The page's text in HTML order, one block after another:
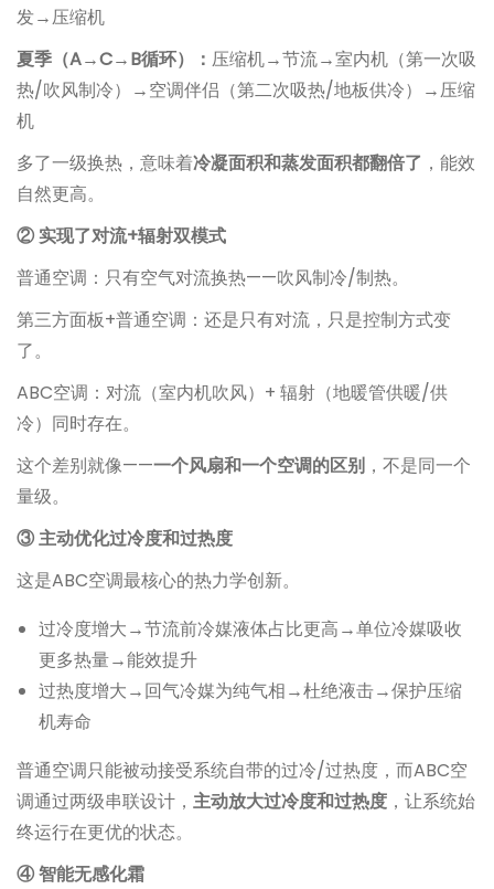
发→压缩机
夏季（A→C→B循环）： 压缩机→节流→室内机（第一次吸
热/吹风制冷）→空调伴侣（第二次吸热/地板供冷）→压缩
机
多了一级换热，意味着冷凝面积和蒸发面积都翻倍了 ，能效
自然更高。
② 实现了对流+辐射双模式
普通空调：只有空气对流换热——吹风制冷/制热。
第三方面板+普通空调：还是只有对流，只是控制方式变
了。
ABC空调：对流（室内机吹风）+ 辐射（地暖管供暖/供
冷）同时存在。
这个差别就像——一个风扇和一个空调的区别 ，不是同一个
量级。
③ 主动优化过冷度和过热度
这是ABC空调最核心的热力学创新。
过冷度增大→节流前冷媒液体占比更高→单位冷媒吸收
更多热量→能效提升
过热度增大→回气冷媒为纯气相→杜绝液击→保护压缩
机寿命
普通空调只能被动接受系统自带的过冷/过热度，而ABC空
调通过两级串联设计， 主动放大过冷度和过热度 ，让系统始
终运行在更优的状态。
④ 智能无感化霜